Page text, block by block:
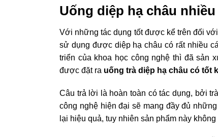
Uống diệp hạ châu
Với những tác dụng tốt được kể trên đối
sử dụng được diệp hạ châu có rất nhiều
triển của khoa học công nghệ thì đã sản
được đặt ra uống trà diệp hạ châu có tốt
Câu trả lời là hoàn toàn có tác dụng, bởi
công nghệ hiện đại sẽ mang đầy đủ
lại hiệu quả, tuy nhiên sản phẩm này